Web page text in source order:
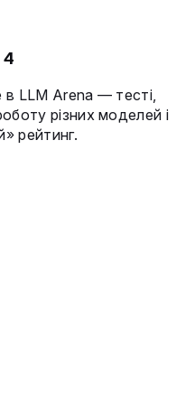
4
в LLM Arena — тесті,
різних моделей і
рейтинг.